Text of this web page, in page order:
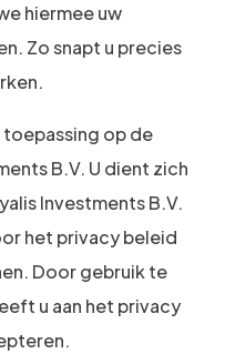
hiermee uw
Zo snapt u precies
toepassing op de
B.V. U dient zich
Investments B.V.
het privacy beleid
Door gebruik te
u aan het privacy